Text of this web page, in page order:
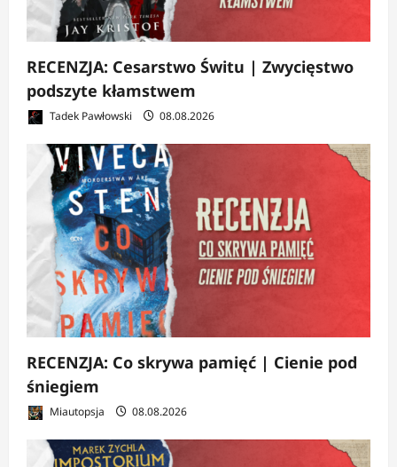
RECENZJA: Cesarstwo Świtu | Zwycięstwo
podszyte kłamstwem
Tadek Pawłowski 08.08.2026
RECENZJA: Co skrywa pamięć | Cienie pod
śniegiem
Miautopsja 08.08.2026